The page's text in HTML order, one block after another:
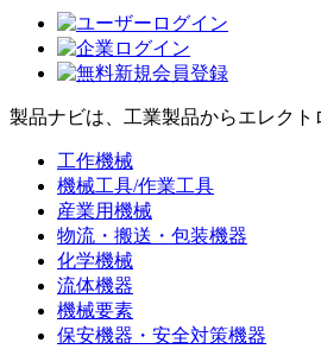
製品ナビは、工業製品からエレク
工作機械
機械工具/作業工具
産業用機械
物流・搬送・包装機器
化学機械
流体機器
機械要素
保安機器・安全対策機器